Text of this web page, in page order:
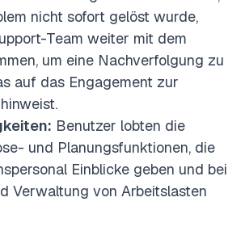
nicht sofort gelöst wurde,
Team weiter mit dem
um eine Nachverfolgung zu
auf das Engagement zur
Benutzer lobten die
und Planungsfunktionen, die
Einblicke geben und bei
Verwaltung von Arbeitslasten